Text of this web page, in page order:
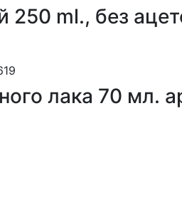
250 ml., без
лака 70 мл.